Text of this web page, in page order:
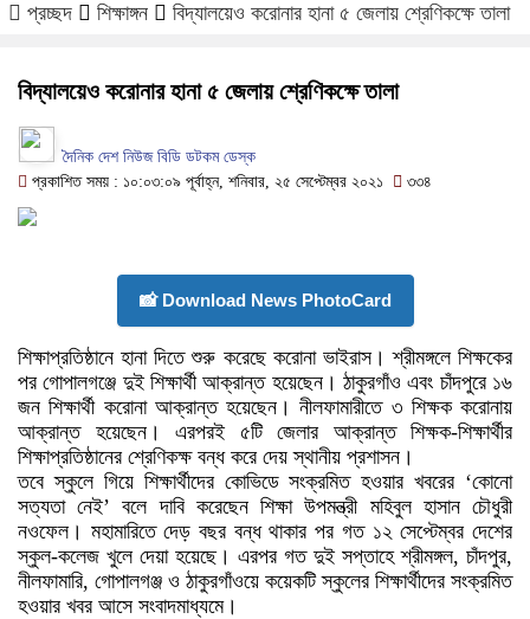
প্রচ্ছদ শিক্ষাঙ্গন বিদ্যালয়েও করোনার হানা ৫ জেলায় শ্রেণিকক্ষে তালা
বিদ্যালয়েও করোনার হানা ৫ জেলায় শ্রেণিকক্ষে তালা
দৈনিক দেশ নিউজ বিডি ডটকম ডেস্ক
প্রকাশিত সময় : ১০:০৩:০৯ পূর্বাহ্ন, শনিবার, ২৫ সেপ্টেম্বর ২০২১
৩৩৪
📸 Download News PhotoCard
শিক্ষাপ্রতিষ্ঠানে হানা দিতে শুরু করেছে করোনা ভাইরাস। শ্রীমঙ্গলে শিক্ষকের
পর গোপালগঞ্জে দুই শিক্ষার্থী আক্রান্ত হয়েছেন। ঠাকুরগাঁও এবং চাঁদপুরে ১৬
জন শিক্ষার্থী করোনা আক্রান্ত হয়েছেন। নীলফামারীতে ৩ শিক্ষক করোনায়
আক্রান্ত হয়েছেন। এরপরই ৫টি জেলার আক্রান্ত শিক্ষক-শিক্ষার্থীর
শিক্ষাপ্রতিষ্ঠানের শ্রেণিকক্ষ বন্ধ করে দেয় স্থানীয় প্রশাসন।
তবে স্কুলে গিয়ে শিক্ষার্থীদের কোভিডে সংক্রমিত হওয়ার খবরের ‘কোনো
সত্যতা নেই’ বলে দাবি করেছেন শিক্ষা উপমন্ত্রী মহিবুল হাসান চৌধুরী
নওফেল। মহামারিতে দেড় বছর বন্ধ থাকার পর গত ১২ সেপ্টেম্বর দেশের
স্কুল-কলেজ খুলে দেয়া হয়েছে। এরপর গত দুই সপ্তাহে শ্রীমঙ্গল, চাঁদপুর,
নীলফামারি, গোপালগঞ্জ ও ঠাকুরগাঁওয়ে কয়েকটি স্কুলের শিক্ষার্থীদের সংক্রমিত
হওয়ার খবর আসে সংবাদমাধ্যমে।